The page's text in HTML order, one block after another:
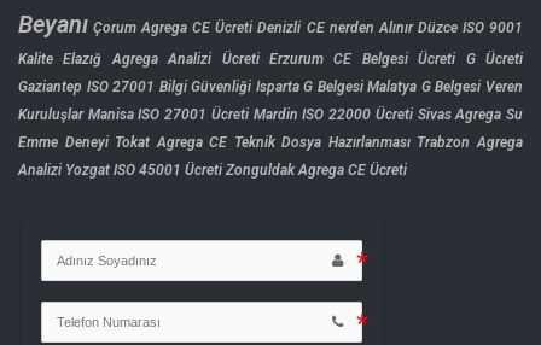
Beyanı Çorum Agrega CE Ücreti Denizli CE nerden Alınır Düzce ISO 9001
Kalite
Elazığ Agrega Analizi Ücreti Erzurum CE Belgesi Ücreti
G Ücreti
Gaziantep ISO 27001 Bilgi Güvenliği Isparta G Belgesi Malatya G Belgesi Veren
Kuruluşlar Manisa ISO 27001 Ücreti Mardin ISO 22000 Ücreti Sivas Agrega Su
Emme Deneyi Tokat Agrega CE Teknik Dosya Hazırlanması Trabzon Agrega
Analizi Yozgat ISO 45001 Ücreti Zonguldak Agrega CE Ücreti